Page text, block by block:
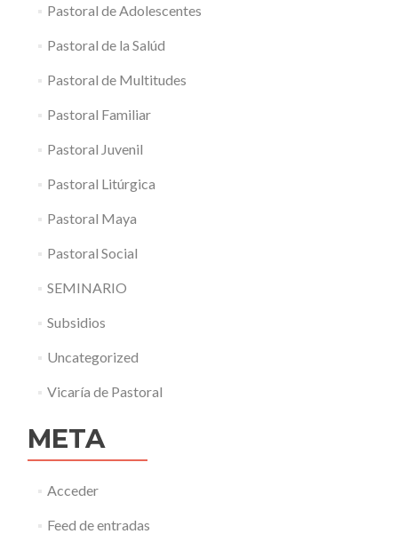
Pastoral de Adolescentes
Pastoral de la Salúd
Pastoral de Multitudes
Pastoral Familiar
Pastoral Juvenil
Pastoral Litúrgica
Pastoral Maya
Pastoral Social
SEMINARIO
Subsidios
Uncategorized
Vicaría de Pastoral
META
Acceder
Feed de entradas